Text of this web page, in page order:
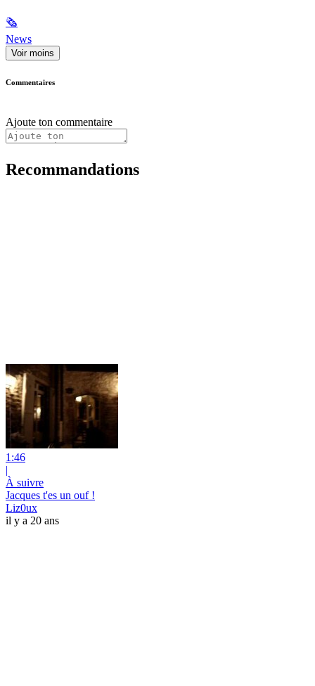
🗞
News
Voir moins
Commentaires
Ajoute ton commentaire
Recommandations
1:46
|
À suivre
Jacques t'es un ouf !
Liz0ux
il y a 20 ans